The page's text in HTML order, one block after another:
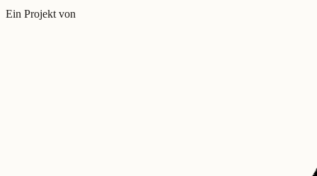
Ein Projekt von